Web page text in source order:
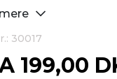
30017
199,00